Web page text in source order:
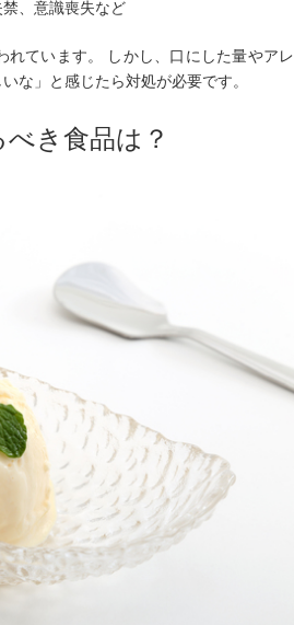
、意識喪失など
ています。 しかし、口にした量やアレ
な」と感じたら対処が必要です。
き食品は？